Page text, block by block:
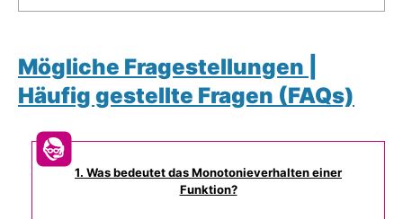
Mögliche Fragestellungen |
Häufig gestellte Fragen (FAQs)
1. Was bedeutet das Monotonieverhalten einer
Funktion?